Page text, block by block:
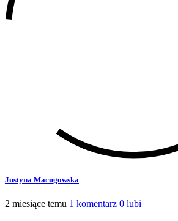
Justyna Macugowska
2 miesiące temu 1 komentarz 0 lubi